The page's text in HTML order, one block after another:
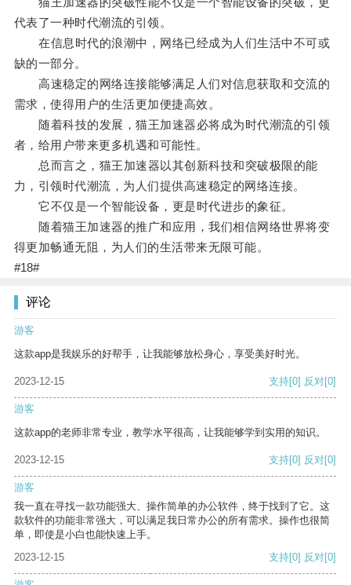
代表了一种时代潮流的引领。
在信息时代的浪潮中，网络已经成为人们生活中不可或
缺的一部分。
高速稳定的网络连接能够满足人们对信息获取和交流的
需求，使得用户的生活更加便捷高效。
随着科技的发展，猫王加速器必将成为时代潮流的引领
者，给用户带来更多机遇和可能性。
总而言之，猫王加速器以其创新科技和突破极限的能
力，引领时代潮流，为人们提供高速稳定的网络连接。
它不仅是一个智能设备，更是时代进步的象征。
随着猫王加速器的推广和应用，我们相信网络世界将变
得更加畅通无阻，为人们的生活带来无限可能。
#18#
评论
游客
这款app是我娱乐的好帮手，让我能够放松身心，享受美好时光。
2023-12-15 支持[0] 反对[0]
游客
这款app的老师非常专业，教学水平很高，让我能够学到实用的知识。
2023-12-15 支持[0] 反对[0]
游客
我一直在寻找一款功能强大、操作简单的办公软件，终于找到了它。这
款软件的功能非常强大，可以满足我日常办公的所有需求。操作也很简
单，即使是小白也能快速上手。
2023-12-15
支持[0] 反对[0]